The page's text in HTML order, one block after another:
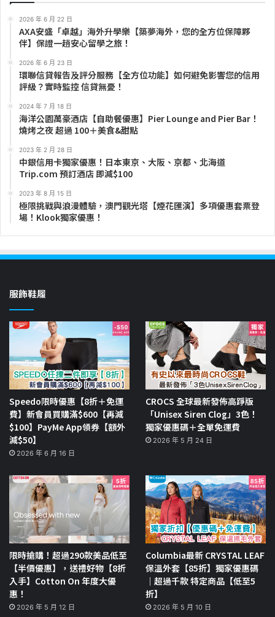
2026 年 6 月 22 日
AXA安盛「卓越」海外升學樂【築夢海外，您的全方位保障夥
伴】保證一趟安心留學之旅！
2026 年 6 月 23 日
環聯信貸報告及評分服務【全方位功能】如何避免影響您的信用
評級？實時監控 信貸無憂！
2024 年 7 月 18 日
海洋公園萬豪酒店【自助餐優惠】Pier Lounge and Pier Bar！
燒烤之夜 超過 100＋美食&甜點
2023 年 2 月 28 日
中銀信用卡獨家優惠！日本東京、大阪、京都、北海道
Trip.com 預訂酒店 即減$100
2023 年 8 月 15 日
極限挑戰與浪漫體驗，澳門觀光塔【煙花匯演】多項優惠套票登
場！Klook獨家優惠！
服飾鞋履
Speedo限時優惠【8折＋免運
費】新會員買購滿$600【再減
$100】PayMe App領券【額外
減$50】
2026 年 6 月 16 日
CROCS 全球最新發佈高踭版
「Unisex Siren Clog」3色！
獨家優惠碼＋全單免運費
2026 年 5 月 24 日
限時搶購！超過290款美品低至
【半價優惠】，送禮好物【8折
入手】Cotton On 年度大優
惠！
2026 年 5 月 12 日
Columbia最新 CRYSTAL LEAF
保溫外套【85折】獨家優惠碼
｜超過千款 特定商品【低至5
折】
2026 年 5 月 10 日